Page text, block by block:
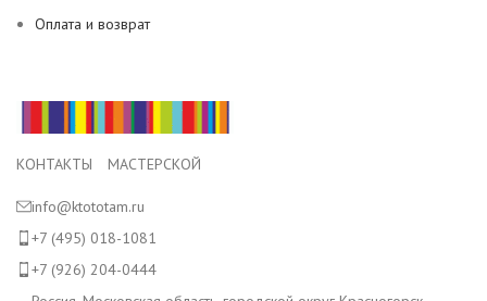
Оплата и возврат
КОНТАКТЫ МАСТЕРСКОЙ
info@ktototam.ru
+7 (495) 018-1081
+7 (926) 204-0444